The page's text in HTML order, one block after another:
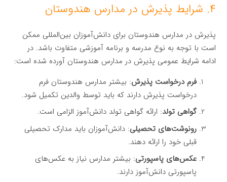
۴. شرایط پذیرش در مدارس هندوستان
پذیرش در مدارس هندوستان برای دانش‌آموزان بین‌المللی ممکن
است با توجه به نوع مدرسه و برنامه آموزشی متفاوت باشد. در
ادامه شرایط عمومی پذیرش در مدارس هندوستان آورده شده است:
فرم درخواست پذیرش: بیشتر مدارس هندوستان فرم
درخواست پذیرش دارند که باید توسط والدین تکمیل شود.
گواهی تولد: ارائه گواهی تولد دانش‌آموز الزامی است.
رونوشت‌های تحصیلی: دانش‌آموزان باید مدارک تحصیلی
قبلی خود را ارائه دهند.
عکس‌های پاسپورتی: بیشتر مدارس نیاز به عکس‌های
پاسپورتی دانش‌آموز دارند.